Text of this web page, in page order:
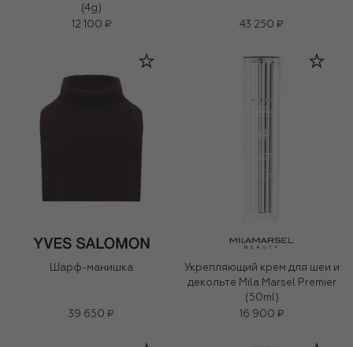
(4g)
12 100 ₽
43 250 ₽
Шарф-манишка
39 650 ₽
Укрепляющий крем для шеи и
декольте Mila Marsel Premier
(50ml)
16 900 ₽